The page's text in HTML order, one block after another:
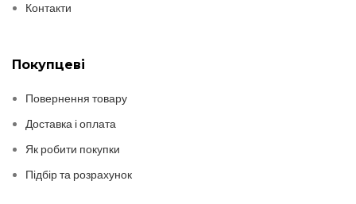
Контакти
Покупцеві
Повернення товару
Доставка і оплата
Як робити покупки
Підбір та розрахунок